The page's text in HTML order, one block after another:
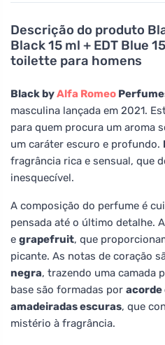
Descrição do produto
Black 15 ml + EDT Blue
toilette para homens
Black byAlfa Romeo
masculina lançada em 2021.
para quem procura um aroma
um caráter escuro e profundo.
fragrância rica e sensual, que
inesquecível.
A composição do perfume é
pensada até o último detalhe.
e grapefruit, que
picante. As notas de coração
negra, trazendo uma camada
base são formadas por acorde
amadeiradas escuras, que
mistério à fragrância.